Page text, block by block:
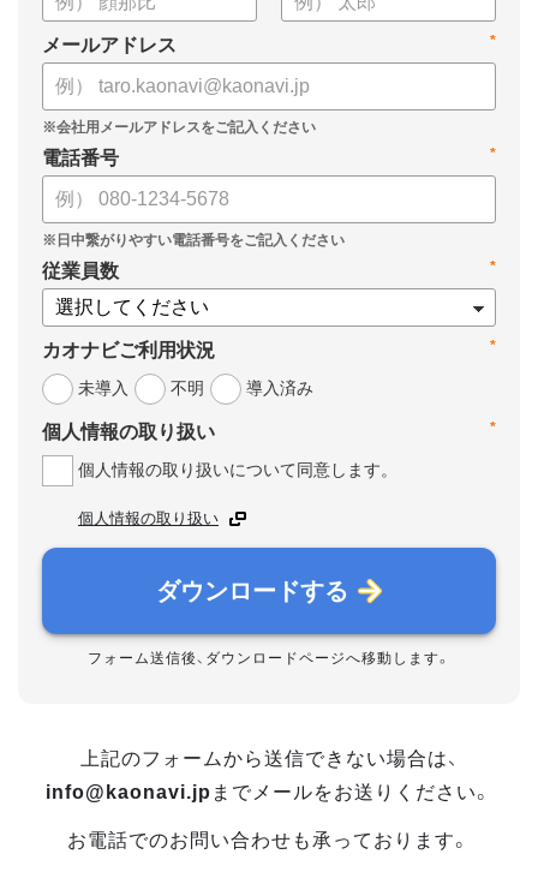
*
メールアドレス
*
電話番号
*
従業員数
*
カオナビご利用状況
未導入
不明 導入済み
*
個人情報の取り扱い
個人情報の取り扱いについて同意します。
個人情報の取り扱い
ダウンロードする
フォーム送信後、ダウンロードページへ移動します。
上記のフォームから送信できない場合は、
info@kaonavi.jp までメールをお送りください。
お電話でのお問い合わせも承っております。